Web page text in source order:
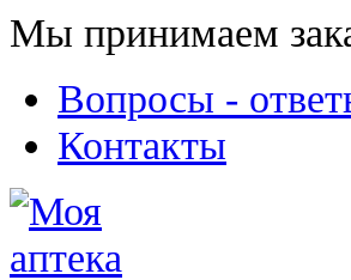
Мы принимаем
Вопросы -
Контакты